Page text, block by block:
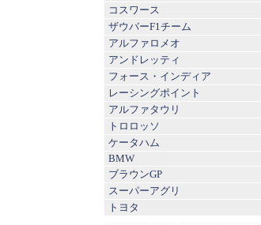
コスワース
ザウバーF1チーム
アルファロメオ
アンドレッティ
フォース・インディア
レーシングポイント
アルファタウリ
トロロッソ
ケータハム
BMW
ブラウンGP
スーパーアグリ
トヨタ